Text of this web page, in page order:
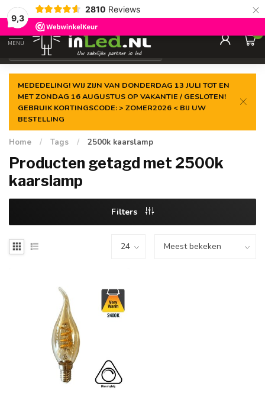
9,3
2810 Reviews ×
Gegarandeerde delaagste prijs
MENU
0
MEDEDELING! WIJ ZIJN VAN DONDERDAG 13 JULI TOT EN
MET ZONDAG 16 AUGUSTUS OP VAKANTIE / GESLOTEN!
GEBRUIK KORTINGSCODE: > ZOMER2026 < BIJ UW
BESTELLING
Home / Tags / 2500k kaarslamp
Producten getagd met 2500k
kaarslamp
Filters